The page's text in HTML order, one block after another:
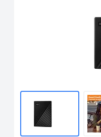
automatische
Schwarz - auch